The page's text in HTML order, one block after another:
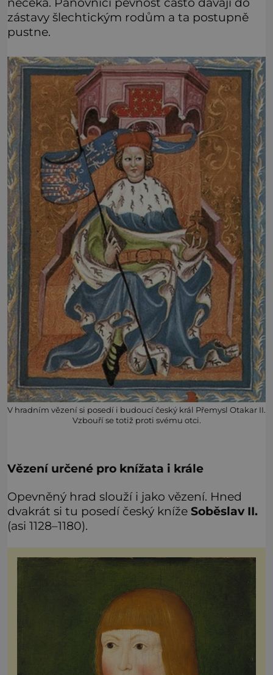
zástavy šlechtickým rodům a ta postupně
pustne.
V hradním vězení si posedí i budoucí český král Přemysl Otakar II.
Vzbouří se totiž proti svému otci.
Vězení určené pro knížata i krále
Opevněný hrad slouží i jako vězení. Hned
dvakrát si tu posedí český kníže Soběslav II.
(asi 1128–1180).